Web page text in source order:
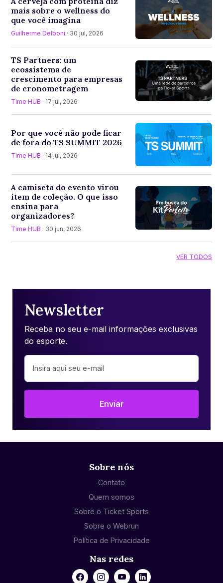
mais sobre o wellness do
que você imagina
Guilherme Delboni · 30 jul, 2026
TS Partners: um
ecossistema de
crescimento para empresas
de cronometragem
Time HUB · 17 jul, 2026
Por que você não pode ficar
de fora do TS SUMMIT 2026
Time HUB · 14 jul, 2026
A camiseta do evento virou
item de coleção. O que isso
ensina para
organizadores?
Time HUB · 30 jun, 2026
VER TODOS
Newsletter
Receba no seu e-mail informações exclusivas
do esporte.
Enviar
Sobre nós
Contato
Quem somos
Sobre o Ticket Sports
Sobre o Webrun
Política de Privacidade
Nas redes